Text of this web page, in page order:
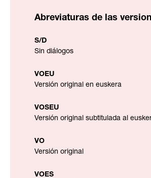
Abreviaturas de las
S/D
Sin diálogos
VOEU
Versión original en euskera
VOSEU
Versión original subtitulada al
VO
Versión original
VOES